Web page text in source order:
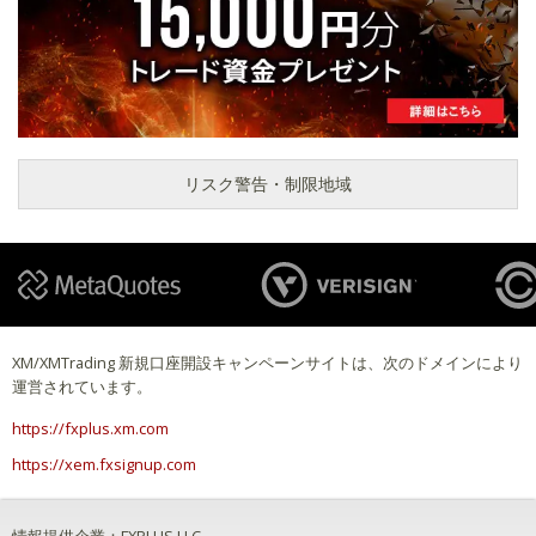
リスク警告・制限地域
XM/XMTrading 新規口座開設キャンペーンサイトは、次のドメインにより
運営されています。
https://fxplus.xm.com
https://xem.fxsignup.com